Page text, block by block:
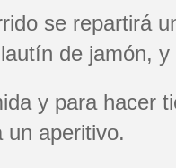
se repartirá
de jamón,
y para hacer
un aperitivo.